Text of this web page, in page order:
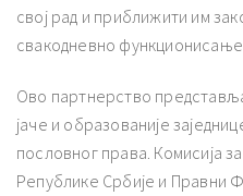
свој рад и приближити им
свакодневно
Ово партнерство
јаче и образованије
пословног права. Комисија
Републике Србије и Правни